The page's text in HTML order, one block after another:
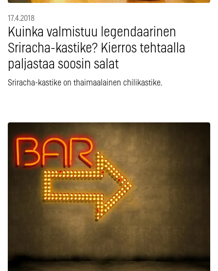
17.4.2018
Kuinka valmistuu legendaarinen
Sriracha-kastike? Kierros tehtaalla
paljastaa soosin salat
Sriracha-kastike on thaimaalainen chilikastike.